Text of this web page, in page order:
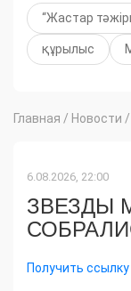
“Жастар
құрылыс
Главная / Новости /
6.08.2026, 22:00
ЗВЕЗДЫ
Получить ссылку